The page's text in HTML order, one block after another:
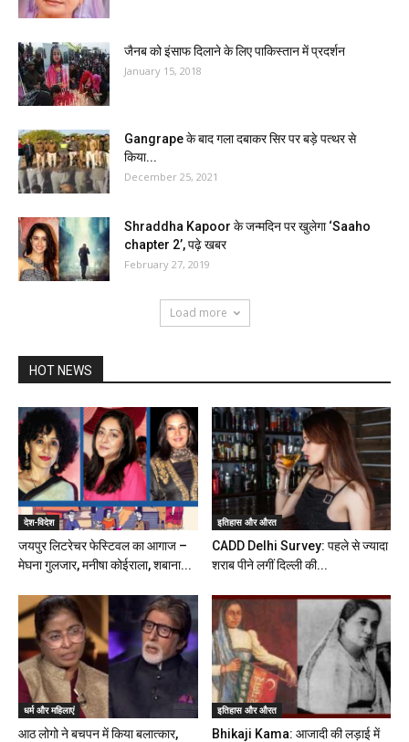
जैनब को इंसाफ दिलाने के लिए पाकिस्तान में प्रदर्शन
January 15, 2018
Gangrape के बाद गला दबाकर सिर पर बड़े पत्थर से
किया...
December 25, 2021
Shraddha Kapoor के जन्मदिन पर खुलेगा ‘Saaho
chapter 2’, पढ़े खबर
February 27, 2019
Load more
HOT NEWS
देश-विदेश
जयपुर लिटरेचर फेस्टिवल का आगाज –
मेघना गुलजार, मनीषा कोईराला, शबाना...
इतिहास और औरत
CADD Delhi Survey: पहले से ज्यादा
शराब पीने लगीं दिल्ली की...
धर्म और महिलाएं
आठ लोगो ने बचपन में किया बलात्कार,
इतिहास और औरत
Bhikaji Kama: आजादी की लड़ाई में